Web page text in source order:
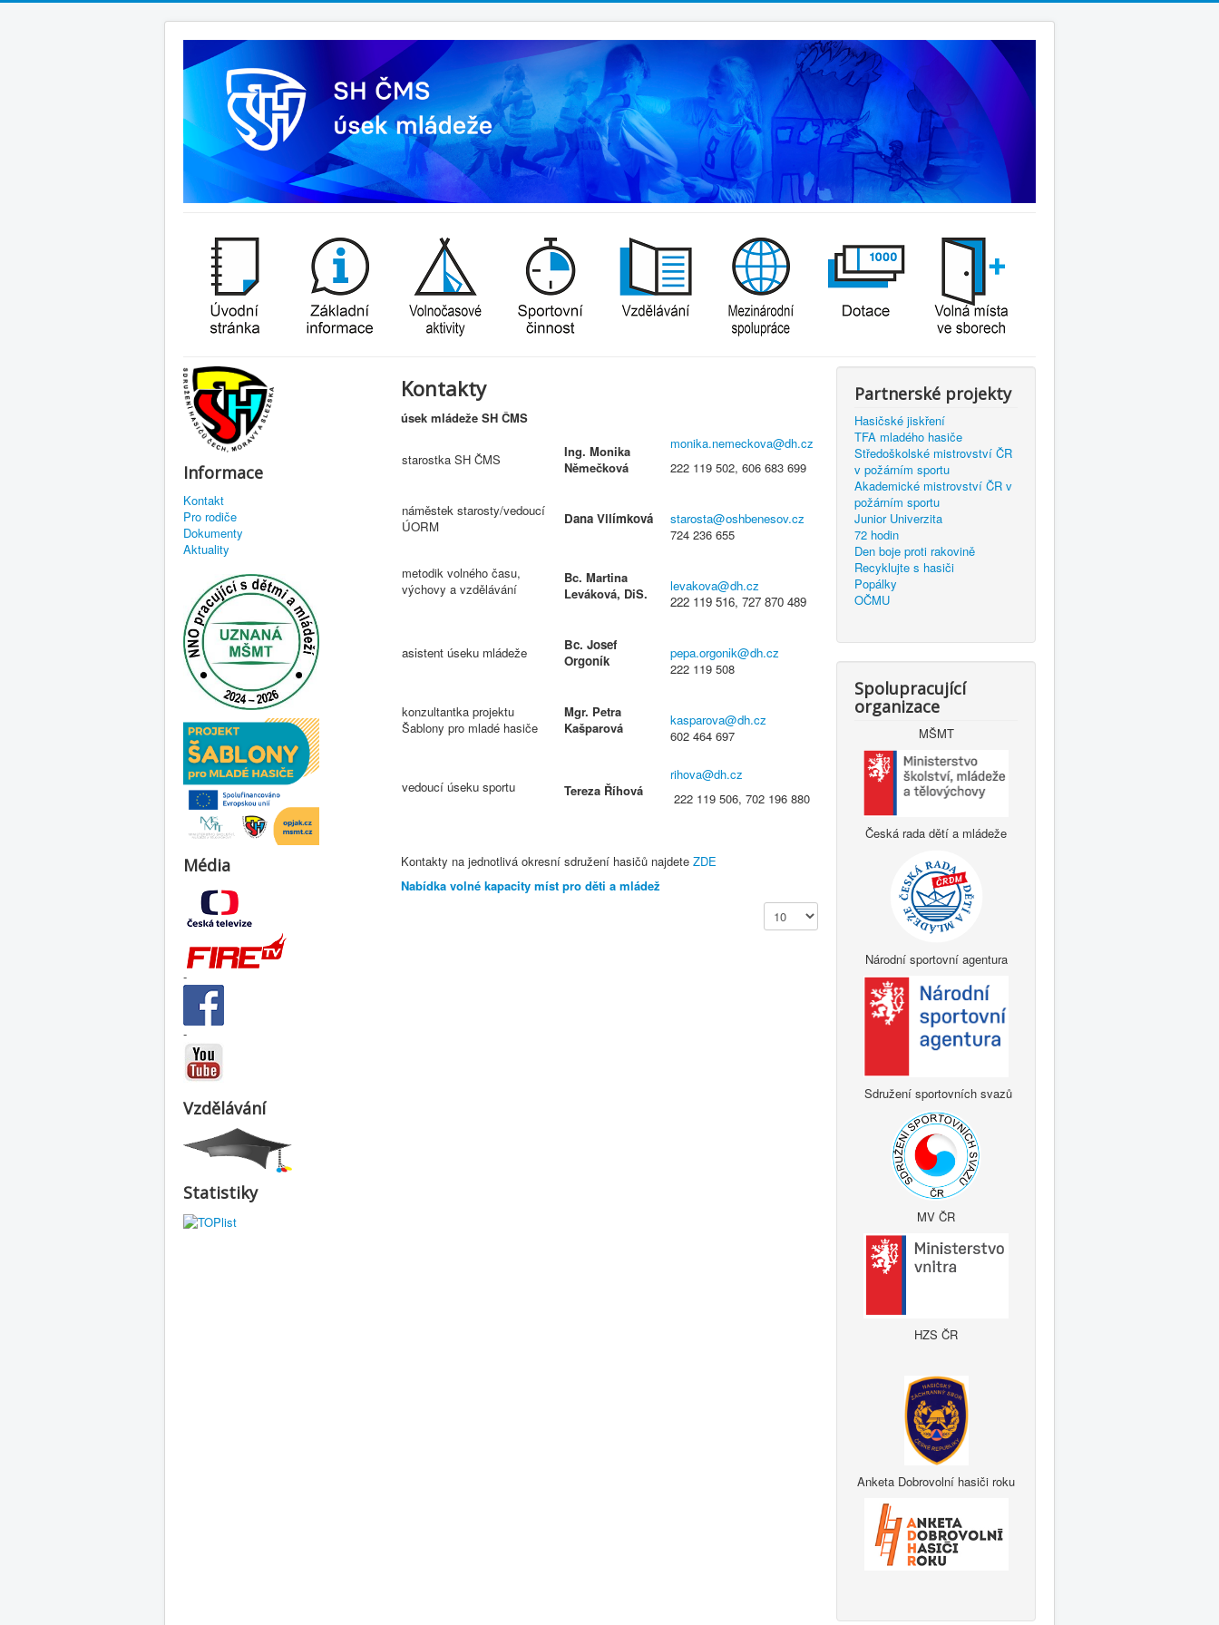
Informace
Kontakt
Pro rodiče
Dokumenty
Aktuality
Média
-
-
Vzdělávání
Statistiky
Kontakty
úsek mládeže SH ČMS
starostka SH ČMS
Ing. Monika
Němečková
monika.nemeckova@dh.cz
222 119 502, 606 683 699
náměstek starosty/vedoucí
ÚORM
Dana Vilímková
starosta@oshbenesov.cz
724 236 655
metodik volného času,
výchovy a vzdělávání
Bc. Martina
Leváková, DiS.
levakova@dh.cz
222 119 516, 727 870 489
asistent úseku mládeže
Bc. Josef
Orgoník
pepa.orgonik@dh.cz
222 119 508
konzultantka projektu
Šablony pro mladé hasiče
Mgr. Petra
Kašparová
kasparova@dh.cz
602 464 697
vedoucí úseku sportu Tereza Říhová
rihova@dh.cz
222 119 506, 702 196 880
Kontakty na jednotlivá okresní sdružení hasičů najdete ZDE
Nabídka volné kapacity míst pro děti a mládež
Zobrazit
Partnerské projekty
Hasičské jiskření
TFA mladého hasiče
Středoškolské mistrovství ČR
v požárním sportu
Akademické mistrovství ČR v
požárním sportu
Junior Univerzita
72 hodin
Den boje proti rakovině
Recyklujte s hasiči
Popálky
OČMU
Spolupracující
organizace
MŠMT
Česká rada dětí a mládeže
Národní sportovní agentura
Sdružení sportovních svazů
MV ČR
HZS ČR
Anketa Dobrovolní hasiči roku